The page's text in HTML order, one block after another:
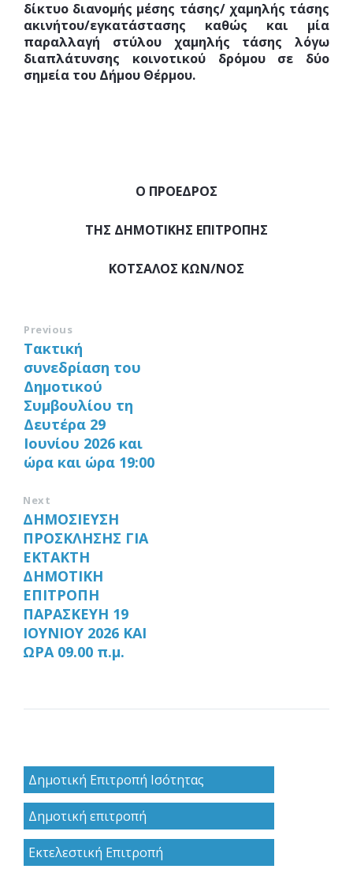
δίκτυο διανομής μέσης τάσης/ χαμηλής τάσης
ακινήτου/εγκατάστασης καθώς και μία
παραλλαγή στύλου χαμηλής τάσης λόγω
διαπλάτυνσης κοινοτικού δρόμου σε δύο
σημεία του Δήμου Θέρμου.
Ο ΠΡΟΕΔΡΟΣ
ΤΗΣ ΔΗΜΟΤΙΚΗΣ ΕΠΙΤΡΟΠΗΣ
ΚΟΤΣΑΛΟΣ ΚΩΝ/ΝΟΣ
Previous
Τακτική
συνεδρίαση του
Δημοτικού
Συμβουλίου τη
Δευτέρα 29
Ιουνίου 2026 και
ώρα και ώρα 19:00
Next
ΔΗΜΟΣΙΕΥΣΗ
ΠΡΟΣΚΛΗΣΗΣ ΓΙΑ
ΕΚΤΑΚΤΗ
ΔΗΜΟΤΙΚΗ
ΕΠΙΤΡΟΠΗ
ΠΑΡΑΣΚΕΥΗ 19
ΙΟΥΝΙΟΥ 2026 ΚΑΙ
ΩΡΑ 09.00 π.μ.
Δημοτική Επιτροπή Ισότητας
Δημοτική επιτροπή
Εκτελεστική Επιτροπή